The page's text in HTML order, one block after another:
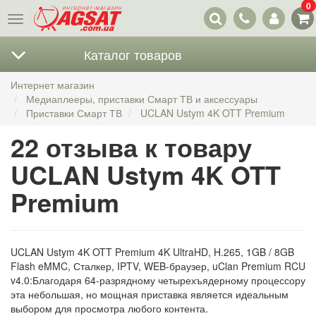
Меню
Наши
контакты
0
Каталог товаров
Интернет магазин
Медиаплееры, приставки Смарт ТВ и аксессуары
Приставки Смарт ТВ
UCLAN Ustym 4K OTT Premium
22 отзыва к товару
UCLAN Ustym 4K OTT
Premium
UCLAN Ustym 4K OTT Premium​ ​4K UltraHD, H.265, 1GB / 8GB
Flash eMMC, Сталкер, IPTV, WEB-браузер, uClan Premium RCU
v4.0:​ Благодаря 64-разрядному четырехъядерному процессору
эта небольшая, но мощная приставка является идеальным
выбором для просмотра любого контента.